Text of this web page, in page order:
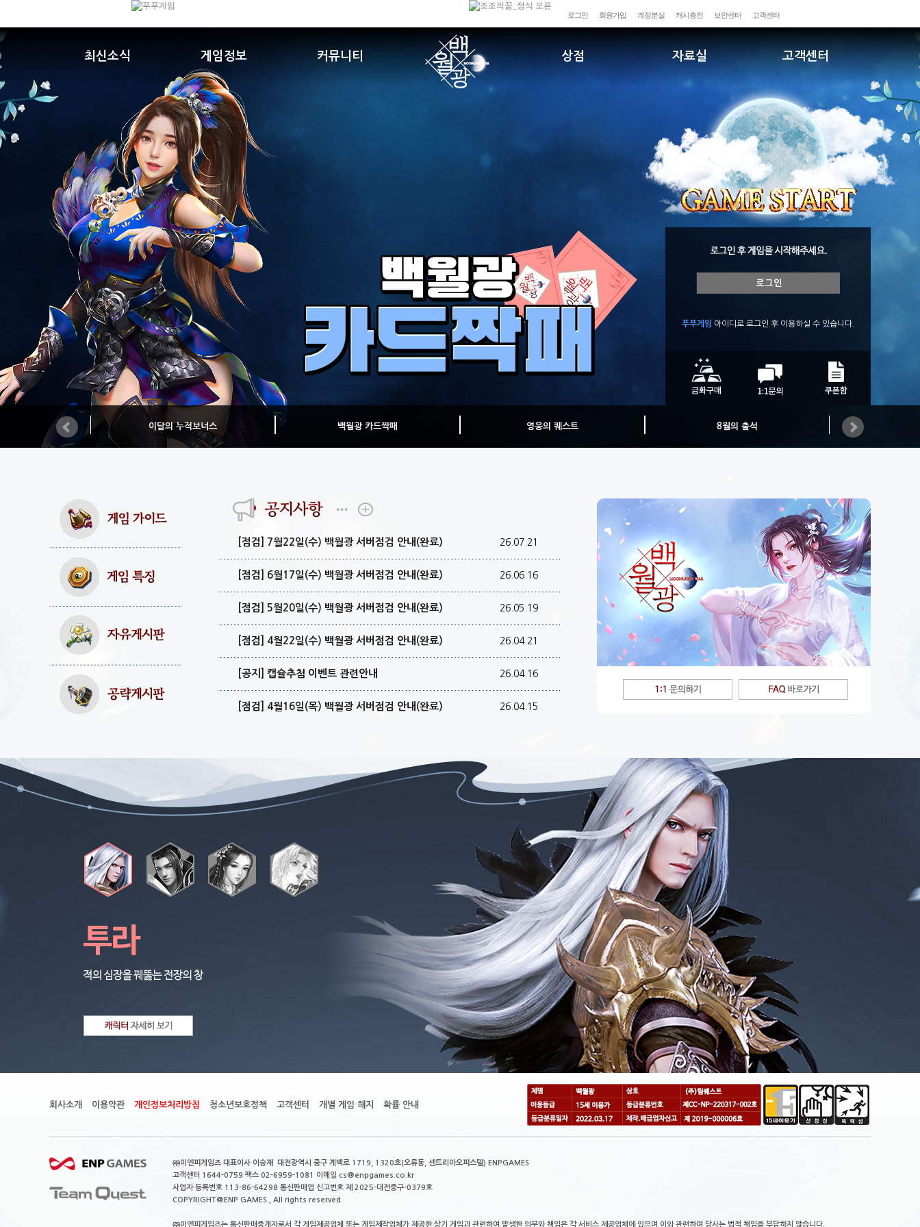
로그인 회원가입 계정분실 캐시충전 보안센터 고객센터
최신소식 게임정보 커뮤니티 상점 자료실 고객센터
이달의 누적보너스 백월광 카드짝패 영웅의 퀘스트 8월의 출석
푸푸게임 아이디로로그인 후 이용하실 수 있습니다.
[점검] 7월22일(수) 백월광 서버점검 안내(완료) 26.07.21
[점검] 6월17일(수) 백월광 서버점검 안내(완료) 26.06.16
[점검] 5월20일(수) 백월광 서버점검 안내(완료) 26.05.19
[점검] 4월22일(수) 백월광 서버점검 안내(완료) 26.04.21
[공지] 캡슐추첨 이벤트 관련안내 26.04.16
[점검] 4월16일(목) 백월광 서버점검 안내(완료) 26.04.15
회사소개 이용약관 개인정보처리방침 청소년보호정책 고객센터 개별 게임 해지 확률 안내
㈜이엔피게임즈 대표이사 이승재 대전광역시 중구 계백로 1719, 1320호(오류동, 센트리아오피스텔) ENPGAMES
고객센터 1644-0759 팩스 02-6959-1081 이메일 cs@enpgames.co.kr
사업자 등록번호 113-86-64298 통신판매업 신고번호 제 2025-대전중구-0379호
COPYRIGHT@ENP GAMES., All rights reserved.
㈜이엔피게임즈는 통신판매중개자로서 각 게임제공업체 또는 게임제작업체가 제공한 상기 게임과 관련하여 발생한 의무와 책임은 각 서비스 제공업체에 있으며,이와 관련하여 당사는 법적 책임을 부담하지 않습니다.